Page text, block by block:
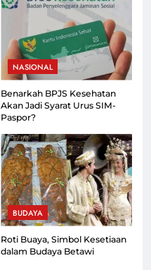
NASIONAL
Benarkah BPJS Kesehatan
Akan Jadi Syarat Urus SIM-
Paspor?
BUDAYA
Roti Buaya, Simbol Kesetiaan
dalam Budaya Betawi